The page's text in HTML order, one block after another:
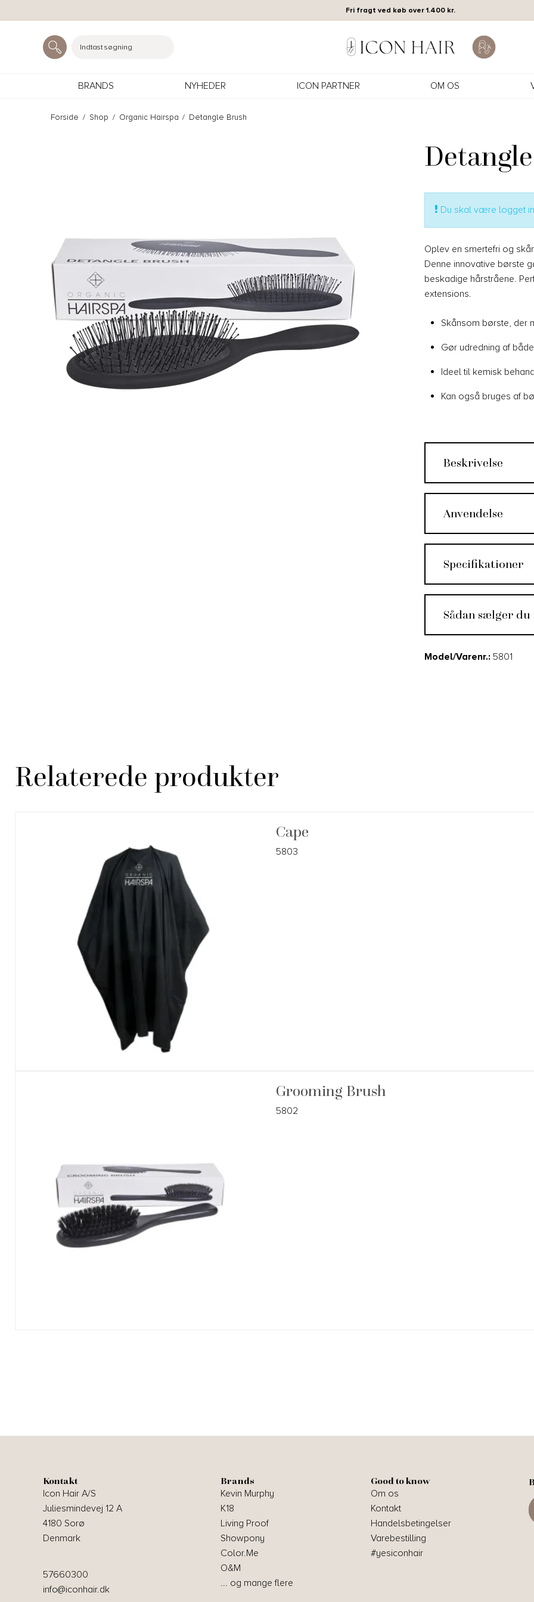
Fri fragt ved køb over 1.400 kr.
Indtast søgning
BRANDS NYHEDER ICON PARTNER OM OS
Forside / Shop / Organic Hairspa / Detangle Brush
Du skal være logget
Oplev en smertefri og
Denne innovative børste
beskadige hårstråene.
extensions.
Skånsom børste, der
Gør udredning af
Ideel til kemisk
Kan også bruges af
Beskrivelse
Anvendelse
Specifikationer
Sådan sælger
Model/Varenr.: 5801
Relaterede produkter
Cape
5803
Grooming Brush
5802
Kontakt
Icon Hair A/S
Juliesmindevej 12 A
4180 Sorø
Denmark
57660300
info@iconhair.dk
Brands
Kevin Murphy
K18
Living Proof
Showpony
Color.Me
O&M
... og mange flere
Good to know
Om os
Kontakt
Handelsbetingelser
Varebestilling
#yesiconhair